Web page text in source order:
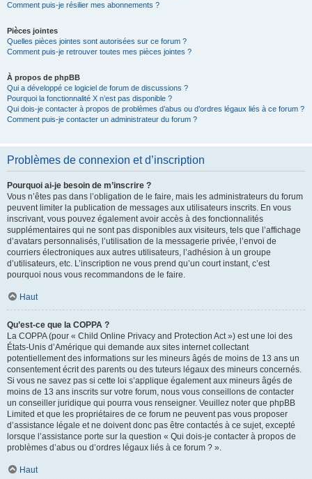
Comment puis-je résilier mes abonnements ?
Pièces jointes
Quelles pièces jointes sont autorisées sur ce forum ?
Comment puis-je retrouver toutes mes pièces jointes ?
À propos de phpBB
Qui a développé ce logiciel de forum de discussions ?
Pourquoi la fonctionnalité X n’est pas disponible ?
Qui dois-je contacter à propos de problèmes d’abus ou d’ordres légaux liés à ce forum ?
Comment puis-je contacter un administrateur du forum ?
Problèmes de connexion et d’inscription
Pourquoi ai-je besoin de m’inscrire ?
Vous n’êtes pas dans l’obligation de le faire, mais les administrateurs du forum
peuvent limiter la publication de messages aux utilisateurs inscrits. En vous
inscrivant, vous pouvez également avoir accès à des fonctionnalités
supplémentaires qui ne sont pas disponibles aux visiteurs, tels que l’affichage
d’avatars personnalisés, l’utilisation de la messagerie privée, l’envoi de
courriers électroniques aux autres utilisateurs, l’adhésion à un groupe
d’utilisateurs, etc. L’inscription ne vous prend qu’un court instant, c’est
pourquoi nous vous recommandons de le faire.
Haut
Qu’est-ce que la COPPA ?
La COPPA (pour « Child Online Privacy and Protection Act ») est une loi des
États-Unis d’Amérique qui demande aux sites internet collectant
potentiellement des informations sur les mineurs âgés de moins de 13 ans un
consentement écrit des parents ou des tuteurs légaux des mineurs concernés.
Si vous ne savez pas si cette loi s’applique également aux mineurs âgés de
moins de 13 ans inscrits sur votre forum, nous vous conseillons de contacter
un conseiller juridique qui pourra vous renseigner. Veuillez noter que phpBB
Limited et que les propriétaires de ce forum ne peuvent pas vous proposer
d’assistance légale et ne doivent donc pas être contactés à ce sujet, excepté
lorsque l’assistance porte sur la question « Qui dois-je contacter à propos de
problèmes d’abus ou d’ordres légaux liés à ce forum ? ».
Haut